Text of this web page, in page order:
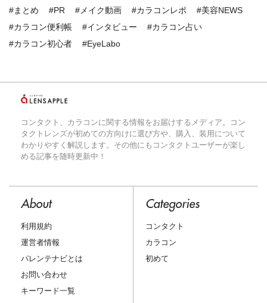
#まとめ #PR #メイク動画 #カラコンレポ
#美容NEWS
#カラコン便利帳
#インタビュー
#カラコン占い
#カラコン初心者
#EyeLabo
コンタクト、カラコンに関する情報をお届けするメディア。コン
タクトレンズが初めての方向けに選び方や、購入、装用について
わかりやすく解説します。その他にもコンタクトユーザーが楽し
める記事を随時更新中！
About
利用規約
運営者情報
パレンテナビとは
お問い合わせ
キーワード一覧
Categories
コンタクト
カラコン
初めて